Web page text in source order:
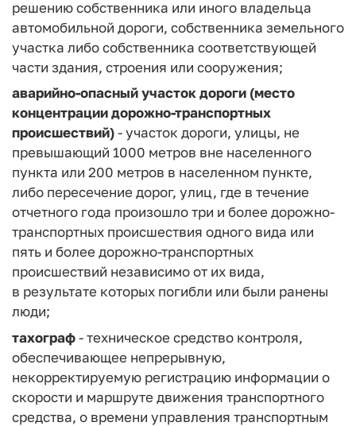
решению собственника или иного владельца
автомобильной дороги, собственника земельного
участка либо собственника соответствующей
части здания, строения или сооружения;
аварийно-опасный участок дороги (место
концентрации дорожно-транспортных
происшествий)- участок дороги, улицы, не
превышающий 1000 метров вне населенного
пункта или 200 метров в населенном пункте,
либо пересечение дорог, улиц, где в течение
отчетного года произошло три и более дорожно-
транспортных происшествия одного вида или
пять и более дорожно-транспортных
происшествий независимо от их вида,
в результате которых погибли или были ранены
люди;
тахограф- техническое средство контроля,
обеспечивающее непрерывную,
некорректируемую регистрацию информации о
скорости и маршруте движения транспортного
средства, о времени управления транспортным